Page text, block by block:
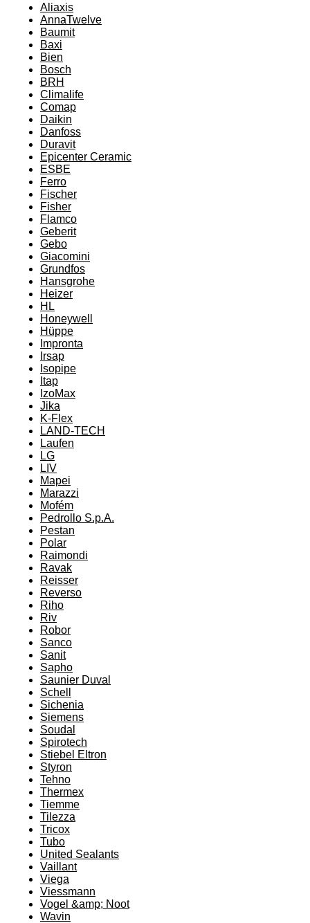
Aliaxis
AnnaTwelve
Baumit
Baxi
Bien
Bosch
BRH
Climalife
Comap
Daikin
Danfoss
Duravit
Epicenter Ceramic
ESBE
Ferro
Fischer
Fisher
Flamco
Geberit
Gebo
Giacomini
Grundfos
Hansgrohe
Heizer
HL
Honeywell
Hüppe
Impronta
Irsap
Isopipe
Itap
IzoMax
Jika
K-Flex
LAND-TECH
Laufen
LG
LIV
Mapei
Marazzi
Mofém
Pedrollo S.p.A.
Pestan
Polar
Raimondi
Ravak
Reisser
Reverso
Riho
Riv
Robor
Sanco
Sanit
Sapho
Saunier Duval
Schell
Sichenia
Siemens
Soudal
Spirotech
Stiebel Eltron
Styron
Tehno
Thermex
Tiemme
Tilezza
Tricox
Tubo
United Sealants
Vaillant
Viega
Viessmann
Vogel &amp; Noot
Wavin